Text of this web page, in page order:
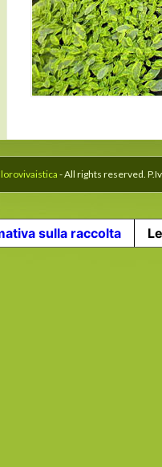
Confetti Garden
- All rights reserved.
sulla raccolta